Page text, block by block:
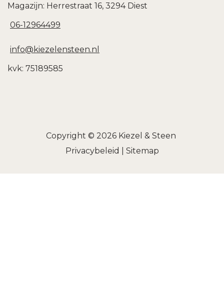
Magazijn: Herrestraat 16, 3294 Diest
06-12964499
info@kiezelensteen.nl
kvk: 75189585
Copyright © 2026 Kiezel & Steen
Privacybeleid
Sitemap